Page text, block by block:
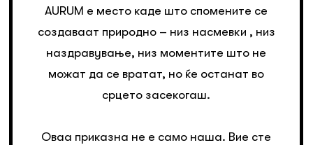
AURUM е место каде што спомените се
создаваат природно – низ насмевки , низ
наздравување, низ моментите што не
можат да се вратат, но ќе останат во
срцето засекогаш.
Оваа приказна не е само наша. Вие сте